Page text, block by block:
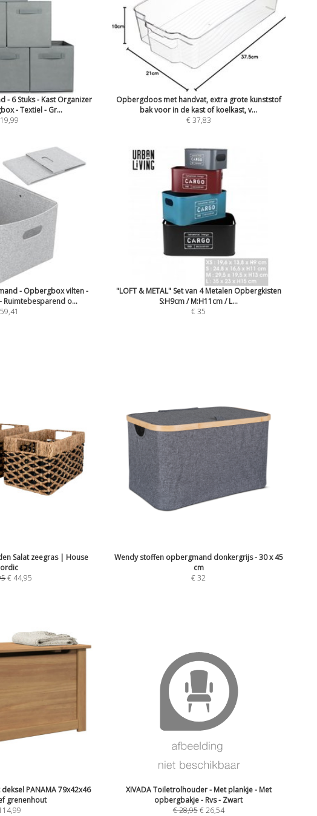
- 6 Stuks - Kast Organizer
- Textiel - Gr...
Opbergdoos met handvat, extra grote kunststof
bak voor in de kast of koelkast, v...
€ 37,83
- Opbergbox vilten -
Ruimtebesparend o...
"LOFT & METAL" Set van 4 Metalen Opbergkisten
S:H9cm / M:H11cm / L...
€ 35
Salat zeegras | House
€44,95
Wendy stoffen opbergmand donkergrijs - 30 x 45
cm
€32
PANAMA 79x42x46
grenenhout
XIVADA Toiletrolhouder - Met plankje - Met
opbergbakje - Rvs - Zwart
€28,95€26,54